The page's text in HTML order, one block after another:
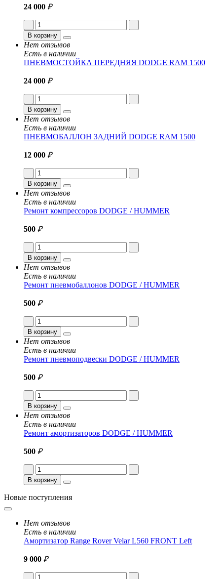
24 000 ₽
В корзину
Нет отзывов
Есть в наличии
ПНЕВМОСТОЙКА ПЕРЕДНЯЯ DODGE RAM 1500
24 000 ₽
В корзину
Нет отзывов
Есть в наличии
ПНЕВМОБАЛЛОН ЗАДНИЙ DODGE RAM 1500
12 000 ₽
В корзину
Нет отзывов
Есть в наличии
Ремонт компрессоров DODGE / HUMMER
500 ₽
В корзину
Нет отзывов
Есть в наличии
Ремонт пневмобаллонов DODGE / HUMMER
500 ₽
В корзину
Нет отзывов
Есть в наличии
Ремонт пневмоподвески DODGE / HUMMER
500 ₽
В корзину
Нет отзывов
Есть в наличии
Ремонт амортизаторов DODGE / HUMMER
500 ₽
В корзину
Новые поступления
Нет отзывов
Есть в наличии
Амортизатор Range Rover Velar L560 FRONT Left
9 000 ₽